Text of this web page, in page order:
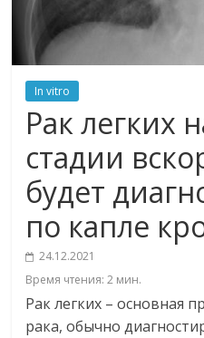
In vitro
Рак легких
стадии
будет
по капле
24.12.2021
Время чтения:2 мин.
Рак легких – основная
рака, обычно